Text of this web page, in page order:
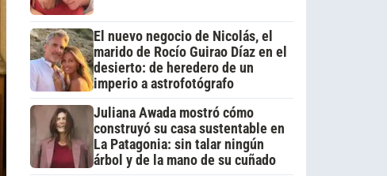
El nuevo negocio de Nicolás, el
marido de Rocío Guirao Díaz en el
desierto: de heredero de un
imperio a astrofotógrafo
Juliana Awada mostró cómo
construyó su casa sustentable en
La Patagonia: sin talar ningún
árbol y de la mano de su cuñado